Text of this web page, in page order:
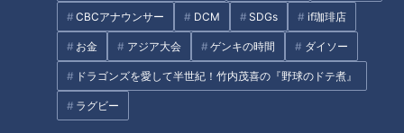
CBCアナウンサー DCM SDGs if珈琲店
お金 アジア大会 ゲンキの時間 ダイソー
ドラゴンズを愛して半世紀！竹内茂喜の『野球のドテ煮』
ラグビー
1925年に「舟橋（ふなはし）商会」として創業。1941年にブ
ランド名だった「シヤチハタ」を正式な社名に。由来は「名古
屋城の金鯱」。当初、会社のロゴを「日の丸」にしようとしま
したが認可されず、金鯱の旗に変更したそうです。現在は社員